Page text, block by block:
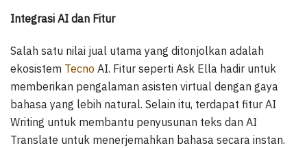
Integrasi AI dan Fitur
Salah satu nilai jual utama yang ditonjolkan adalah
ekosistem Tecno AI. Fitur seperti Ask Ella hadir untuk
memberikan pengalaman asisten virtual dengan gaya
bahasa yang lebih natural. Selain itu, terdapat fitur AI
Writing untuk membantu penyusunan teks dan AI
Translate untuk menerjemahkan bahasa secara instan.